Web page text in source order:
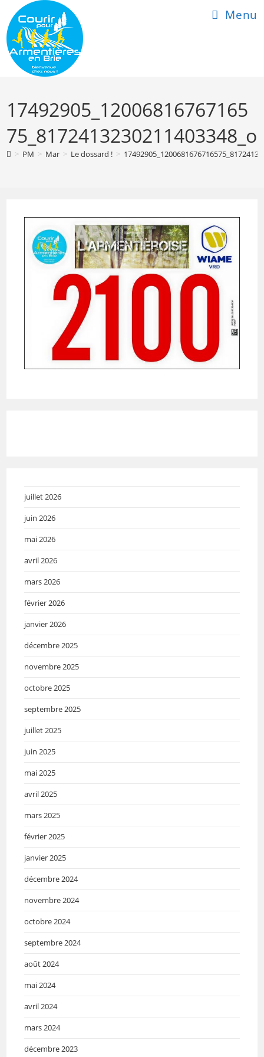
content
Menu
17492905_12006816767165
75_8172413230211403348_o
> PM > Mar > Le dossard ! >
juillet 2026
juin 2026
mai 2026
avril 2026
mars 2026
février 2026
janvier 2026
décembre 2025
novembre 2025
octobre 2025
septembre 2025
juillet 2025
juin 2025
mai 2025
avril 2025
mars 2025
février 2025
janvier 2025
décembre 2024
novembre 2024
octobre 2024
septembre 2024
août 2024
mai 2024
avril 2024
mars 2024
décembre 2023